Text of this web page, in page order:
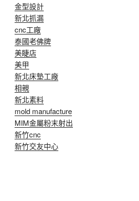
金型設計
新北抓漏
cnc工廠
泰國老佛牌
美睫店
美甲
新北床墊工廠
相親
新北素料
mold manufacture
MIM金屬粉末射出
新竹cnc
新竹交友中心